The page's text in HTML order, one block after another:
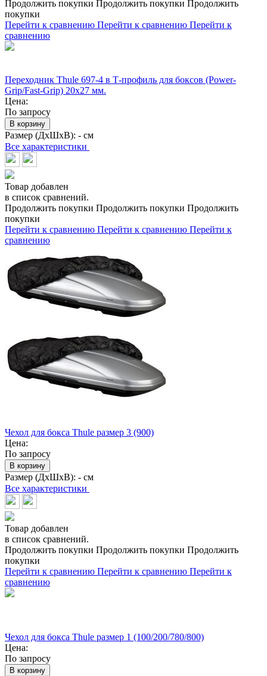
Продолжить покупки Продолжить покупки Продолжить
покупки
Перейти к сравнению Перейти к сравнению Перейти к
сравнению
Переходник Thule 697-4 в Т-профиль для боксов (Power-
Grip/Fast-Grip) 20x27 мм.
Цена:
По запросу
В корзину
Размер (ДхШхВ): - см
Все характеристики
Товар добавлен
в список сравнений.
Продолжить покупки Продолжить покупки Продолжить
покупки
Перейти к сравнению Перейти к сравнению Перейти к
сравнению
Чехол для бокса Thule размер 3 (900)
Цена:
По запросу
В корзину
Размер (ДхШхВ): - см
Все характеристики
Товар добавлен
в список сравнений.
Продолжить покупки Продолжить покупки Продолжить
покупки
Перейти к сравнению Перейти к сравнению Перейти к
сравнению
Чехол для бокса Thule размер 1 (100/200/780/800)
Цена:
По запросу
В корзину